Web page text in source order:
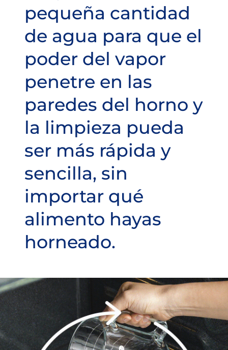
pequeña cantidad
de agua para que el
poder del vapor
penetre en las
paredes del horno y
la limpieza pueda
ser más rápida y
sencilla, sin
importar qué
alimento hayas
horneado.